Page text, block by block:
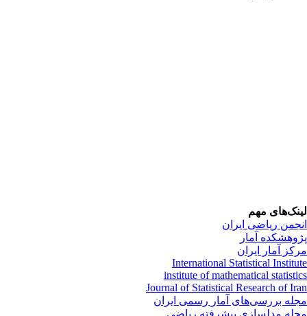
مهم
ریاضی ایران
آمار
آمار ایران
International Statistical
institute of mathematical
Journal of Statistical Research of
بررسی‌های آمار رسمی ایران
مدلسازی پیشرفته ریاضی